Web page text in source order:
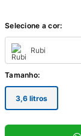
Selecione a cor:
Rubi
Tamanho:
3,6 litros